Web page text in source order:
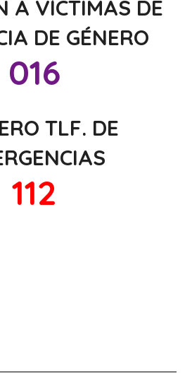
A VÍCTIMAS DE
DE GÉNERO
016
TLF. DE
112